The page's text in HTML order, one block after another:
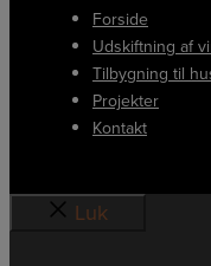
Forside
Udskiftning af
Tilbygning til
Projekter
Kontakt
Luk